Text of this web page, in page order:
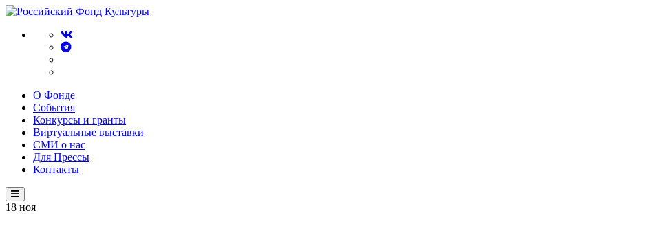
О Фонде
События
Конкурсы и гранты
Виртуальные выставки
СМИ о нас
Для Прессы
Контакты
18 ноя